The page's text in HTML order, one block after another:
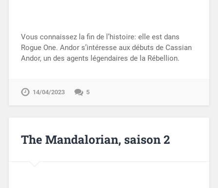
Vous connaissez la fin de l’histoire: elle est dans
Rogue One. Andor s’intéresse aux débuts de Cassian
Andor, un des agents légendaires de la Rébellion.
14/04/2023 5
The Mandalorian, saison 2